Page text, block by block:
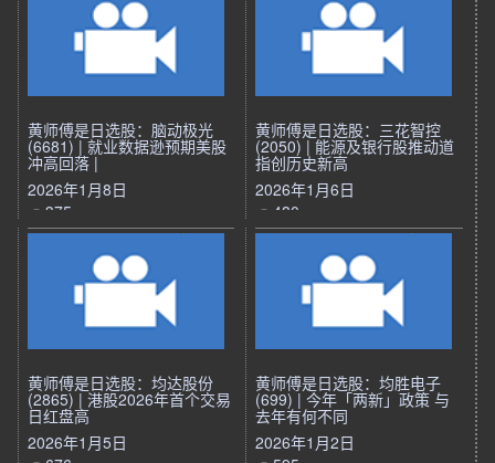
黄师傅是日选股：脑动极光
(6681) | 就业数据逊预期美股
冲高回落 |
2026年1月8日
375
黄师傅是日选股：三花智控
(2050) | 能源及银行股推动道
指创历史新高
2026年1月6日
480
黄师傅是日选股：均达股份
(2865) | 港股2026年首个交易
日红盘高
2026年1月5日
黄师傅是日选股：均胜电子
(699) | 今年「两新」政策 与
去年有何不同
2026年1月2日